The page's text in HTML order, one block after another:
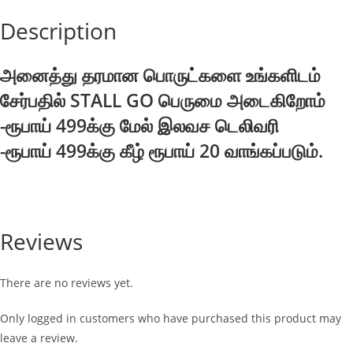
Description
அனைத்து தரமான பொருட்களை உங்களிடம்
சேர்பதில் STALL GO பெருமை அடைகிறோம்
-ரூபாய் 499க்கு மேல் இலவச டெலிவரி
-ரூபாய் 499க்கு கீழ் ரூபாய் 20 வாங்கப்படும்.
Reviews
There are no reviews yet.
Only logged in customers who have purchased this product may
leave a review.